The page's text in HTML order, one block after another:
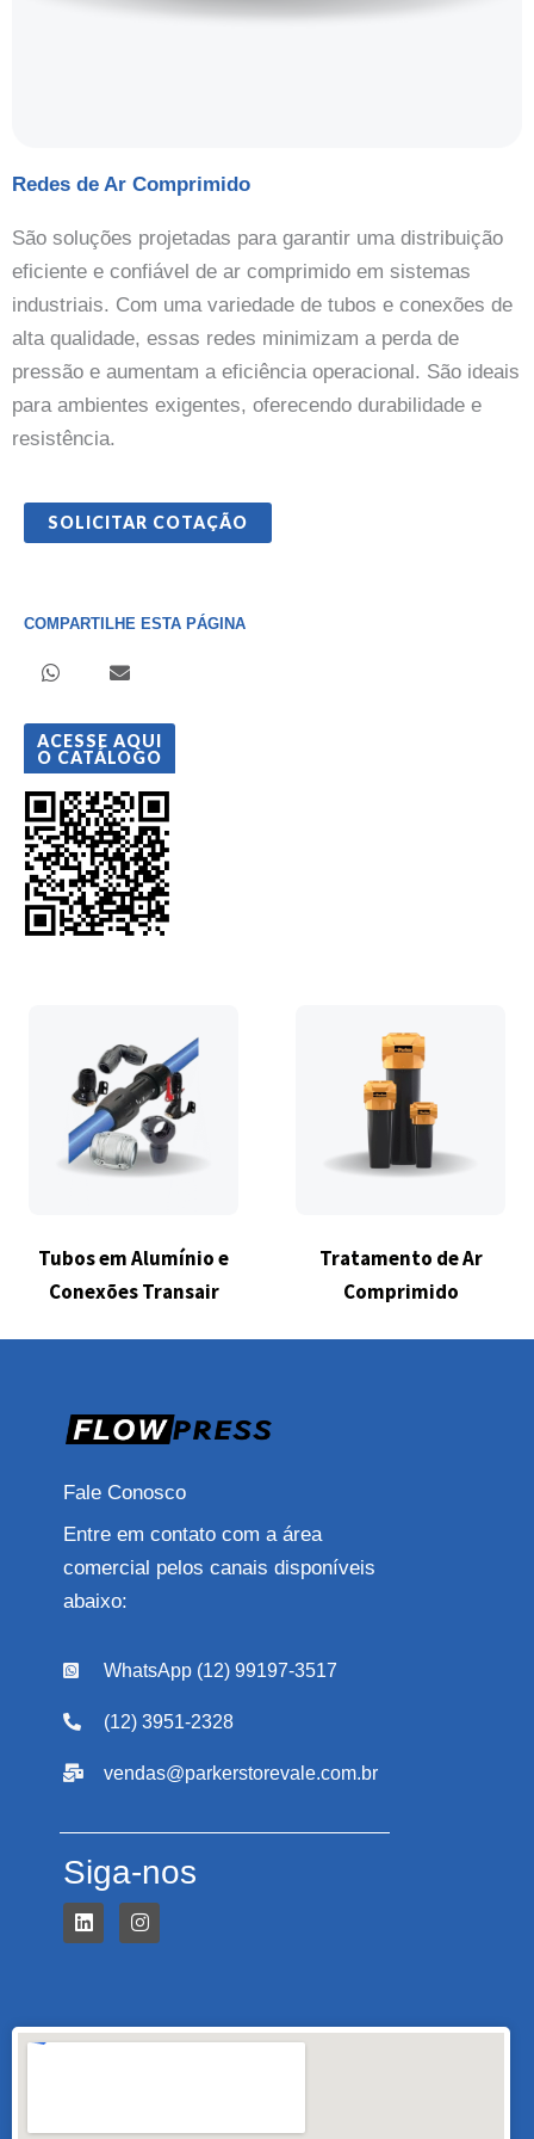
Redes de Ar Comprimido
São soluções projetadas para garantir uma distribuição
eficiente e confiável de ar comprimido em sistemas
industriais. Com uma variedade de tubos e conexões de
alta qualidade, essas redes minimizam a perda de
pressão e aumentam a eficiência operacional. São ideais
para ambientes exigentes, oferecendo durabilidade e
resistência.
SOLICITAR COTAÇÃO
COMPARTILHE ESTA PÁGINA
ACESSE AQUI
O CATÁLOGO
Tubos em Alumínio e
Conexões Transair
Tratamento de Ar
Comprimido
Fale Conosco
Entre em contato com a área
comercial pelos canais disponíveis
abaixo:
WhatsApp (12) 99197-3517
(12) 3951-2328
vendas@parkerstorevale.com.br
Siga-nos
L
i
n
i
n
I
n
s
r
a